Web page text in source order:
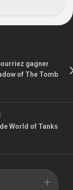
gagner
of The Tomb
World of Tanks